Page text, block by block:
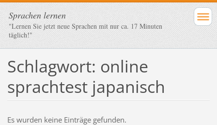
Sprachen lernen
"Lernen Sie jetzt neue Sprachen mit nur ca. 17 Minuten
täglich!"
Schlagwort: online
sprachtest japanisch
Es wurden keine Einträge gefunden.